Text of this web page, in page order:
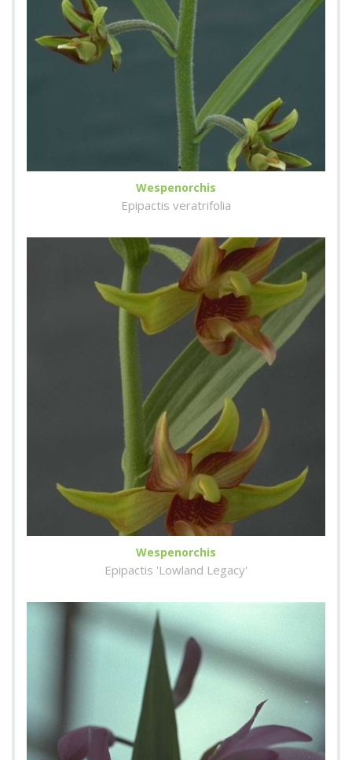
Wespenorchis
Epipactis veratrifolia
Wespenorchis
Epipactis 'Lowland Legacy'